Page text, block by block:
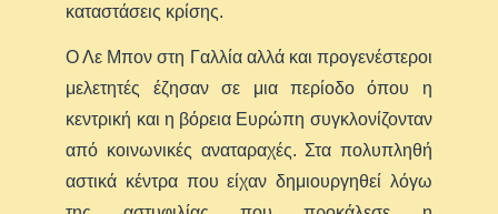
καταστάσεις κρίσης.
Ο Λε Μπον στη Γαλλία αλλά και προγενέστεροι
μελετητές έζησαν σε μια περίοδο όπου η
κεντρική και η βόρεια Ευρώπη συγκλονίζονταν
από κοινωνικές αναταραχές. Στα πολυπληθή
αστικά κέντρα που είχαν δημιουργηθεί λόγω